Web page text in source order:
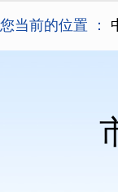
您当前的位置 ：